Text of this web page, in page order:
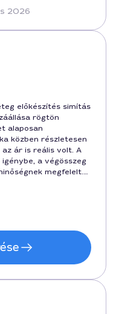
2026
előkészítés simítás
rögtön
alaposan
közben részletesen
ár is reális volt. A
a végösszeg
megfelelt.